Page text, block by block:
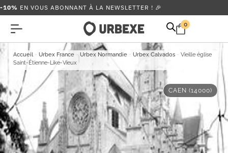
-10% EN VOUS ABONNANT À LA NEWSLETTER ! 🎉
0
Accueil - Urbex France - Urbex Normandie - Urbex Calvados - Vieille église
Saint-Étienne-Like-Vieux
CAEN (14000)